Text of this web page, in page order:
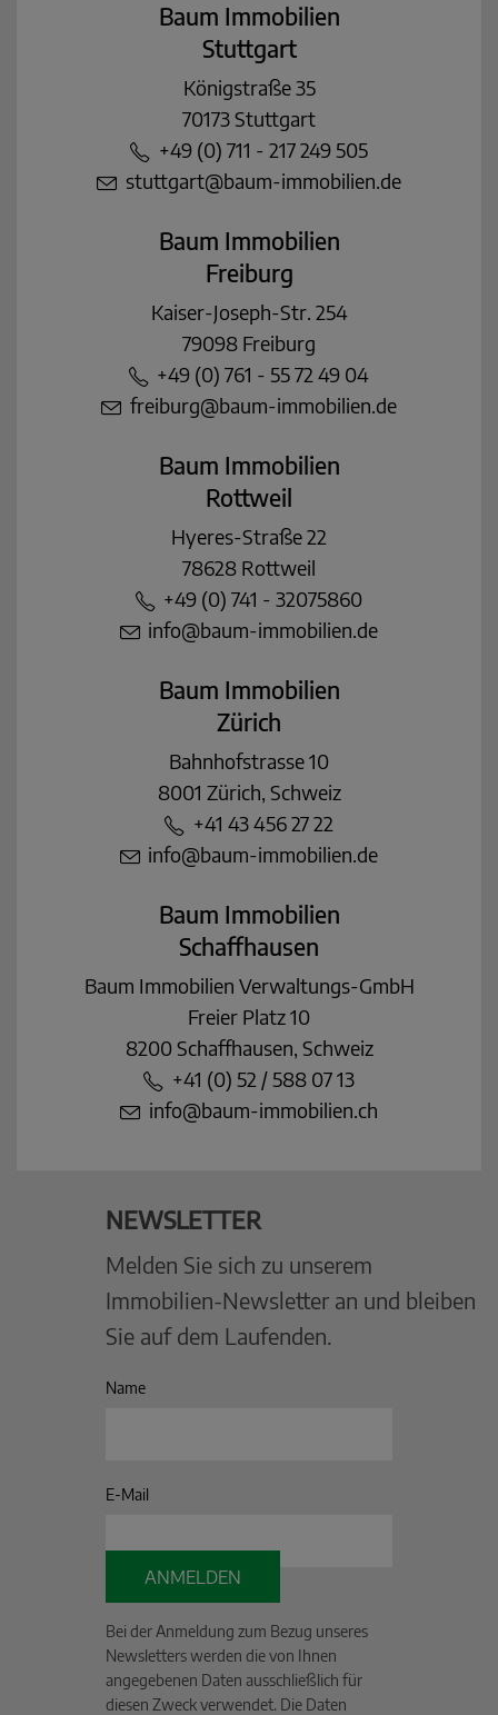
Baum Immobilien
Stuttgart
Königstraße 35
70173 Stuttgart
+49 (0) 711 - 217 249 505
stuttgart@baum-immobilien.de
Baum Immobilien
Freiburg
Kaiser-Joseph-Str. 254
79098 Freiburg
+49 (0) 761 - 55 72 49 04
freiburg@baum-immobilien.de
Baum Immobilien
Rottweil
Hyeres-Straße 22
78628 Rottweil
+49 (0) 741 - 32075860
info@baum-immobilien.de
Baum Immobilien
Zürich
Bahnhofstrasse 10
8001 Zürich, Schweiz
+41 43 456 27 22
info@baum-immobilien.de
Baum Immobilien
Schaffhausen
Baum Immobilien Verwaltungs-GmbH
Freier Platz 10
8200 Schaffhausen, Schweiz
+41 (0) 52 / 588 07 13
info@baum-immobilien.ch
NEWSLETTER
Melden Sie sich zu unserem
Immobilien-Newsletter an und bleiben
Sie auf dem Laufenden.
Name
E-Mail
ANMELDEN
Bei der Anmeldung zum Bezug unseres
Newsletters werden die von Ihnen
angegebenen Daten ausschließlich für
diesen Zweck verwendet. Die Daten